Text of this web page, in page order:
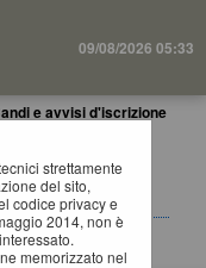
09/08/2026 05:33
e avvisi d'iscrizione
strettamente
del sito,
codice privacy e
2014, non è
memorizzato nel
PER